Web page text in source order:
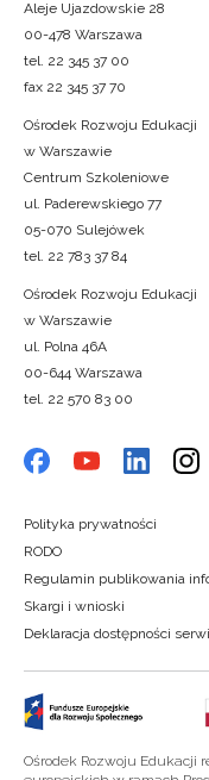
Aleje Ujazdowskie 28
00-478 Warszawa
tel. 22 345 37 00
fax 22 345 37 70
Ośrodek Rozwoju Edukacji
w Warszawie
Centrum Szkoleniowe
ul. Paderewskiego 77
05-070 Sulejówek
tel. 22 783 37 84
Ośrodek Rozwoju Edukacji
w Warszawie
ul. Polna 46A
00-644 Warszawa
tel. 22 570 83 00
Polityka prywatności
RODO
Regulamin publikowania
Skargi i wnioski
Deklaracja dostępności
Ośrodek Rozwoju